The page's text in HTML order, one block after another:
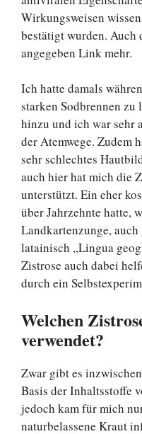
Wirkungsweisen
bestätigt wurden. Auch
angegeben Link mehr.
Ich hatte damals
starken Sodbrennen zu
hinzu und ich war sehr
der Atemwege. Zudem
sehr schlechtes
auch hier hat mich die
unterstützt. Ein eher
über Jahrzehnte hatte,
Landkartenzunge,
latainisch „Lingua
Zistrose auch dabei
durch ein
Welchen
verwendet?
Zwar gibt es
Basis der Inhaltsstoffe
jedoch kam für mich
naturbelassene Kraut